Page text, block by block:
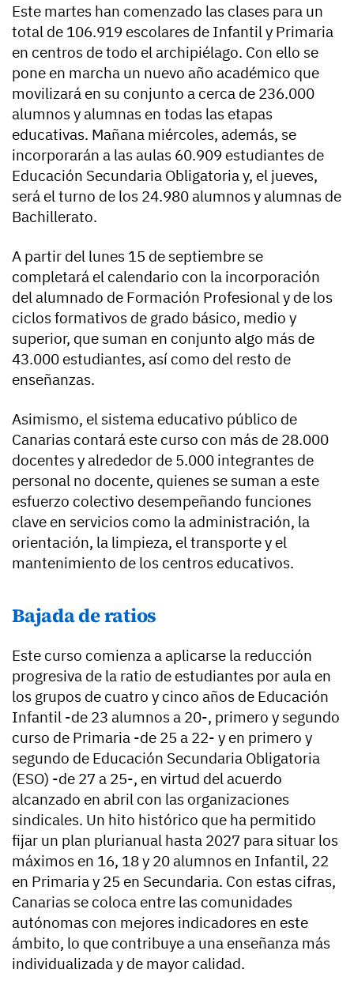
Este martes han comenzado las clases para un
total de 106.919 escolares de Infantil y Primaria
en centros de todo el archipiélago. Con ello se
pone en marcha un nuevo año académico que
movilizará en su conjunto a cerca de 236.000
alumnos y alumnas en todas las etapas
educativas. Mañana miércoles, además, se
incorporarán a las aulas 60.909 estudiantes de
Educación Secundaria Obligatoria y, el jueves,
será el turno de los 24.980 alumnos y alumnas de
Bachillerato.
A partir del lunes 15 de septiembre se
completará el calendario con la incorporación
del alumnado de Formación Profesional y de los
ciclos formativos de grado básico, medio y
superior, que suman en conjunto algo más de
43.000 estudiantes, así como del resto de
enseñanzas.
Asimismo, el sistema educativo público de
Canarias contará este curso con más de 28.000
docentes y alrededor de 5.000 integrantes de
personal no docente, quienes se suman a este
esfuerzo colectivo desempeñando funciones
clave en servicios como la administración, la
orientación, la limpieza, el transporte y el
mantenimiento de los centros educativos.
Bajada de ratios
Este curso comienza a aplicarse la reducción
progresiva de la ratio de estudiantes por aula en
los grupos de cuatro y cinco años de Educación
Infantil -de 23 alumnos a 20-, primero y segundo
curso de Primaria -de 25 a 22- y en primero y
segundo de Educación Secundaria Obligatoria
(ESO) -de 27 a 25-, en virtud del acuerdo
alcanzado en abril con las organizaciones
sindicales. Un hito histórico que ha permitido
fijar un plan plurianual hasta 2027 para situar los
máximos en 16, 18 y 20 alumnos en Infantil, 22
en Primaria y 25 en Secundaria. Con estas cifras,
Canarias se coloca entre las comunidades
autónomas con mejores indicadores en este
ámbito, lo que contribuye a una enseñanza más
individualizada y de mayor calidad.